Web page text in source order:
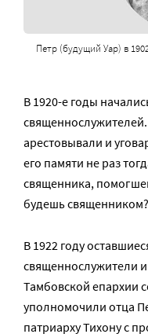
Петр (будущий Уар) в
В 1920-е годы
арестовывали и
его памяти не раз
священника,
будешь
В 1922 году
священнослужители
Тамбовской епархии
уполномочили отца
патриарху Тихону с